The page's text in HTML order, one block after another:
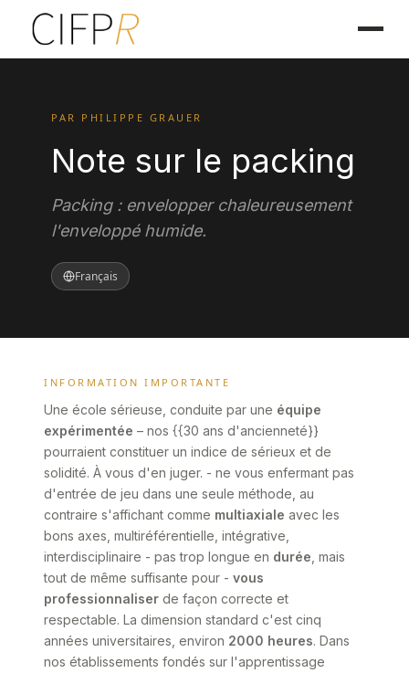
PAR PHILIPPE GRAUER
Note sur le packing
Packing : envelopper chaleureusement
l'enveloppé humide.
Français
INFORMATION IMPORTANTE
Une école sérieuse, conduite par une équipe
expérimentée – nos {{30 ans d'ancienneté}}
pourraient constituer un indice de sérieux et de
solidité. À vous d'en juger. - ne vous enfermant pas
d'entrée de jeu dans une seule méthode, au
contraire s'affichant comme multiaxiale avec les
bons axes, multiréférentielle, intégrative,
interdisciplinaire - pas trop longue en durée , mais
tout de même suffisante pour - vous
professionnaliser de façon correcte et
respectable. La dimension standard c'est cinq
années universitaires, environ 2000 heures. Dans
nos établissements fondés sur l'apprentissage